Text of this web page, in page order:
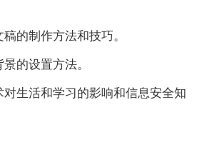
的制作方法和技巧。
的设置方法。
生活和学习的影响和信息安全知